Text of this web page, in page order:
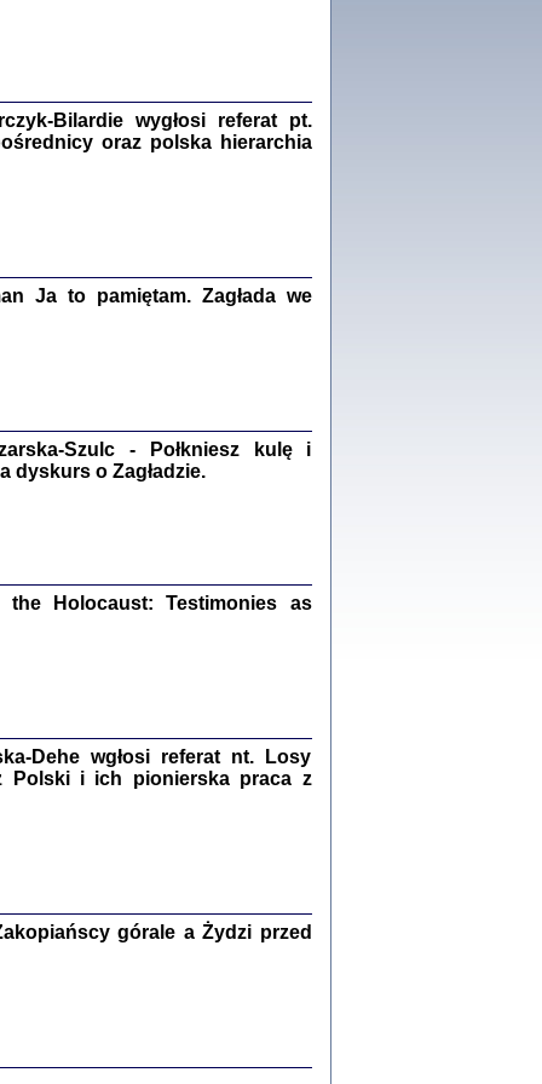
NAM KOLEJNA GODZINA ...
w ukryciu w latach 1943-1944
Engelking, tłum. z jidysz Monika
Bilardie wygłosi referat pt.
oraz polska hierarchia
Ja to pamiętam. Zagłada we
Szulc - Połkniesz kulę i
dyskurs o Zagładzie.
the Holocaust: Testimonies as
Dehe wgłosi referat nt. Losy
Polski i ich pionierska praca z
górale a Żydzi przed